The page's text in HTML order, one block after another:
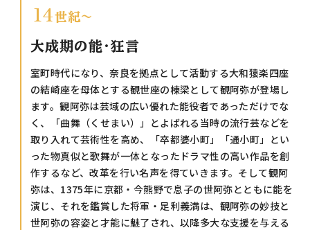
14世紀〜
大成期の能・狂言
室町時代になり、奈良を拠点として活動する大和猿楽四座
の結崎座を母体とする観世座の棟梁として観阿弥が登場し
ます。観阿弥は芸域の広い優れた能役者であっただけでな
く、「曲舞（くせまい）」とよばれる当時の流行芸などを
取り入れて芸術性を高め、「卒都婆小町」「通小町」とい
った物真似と歌舞が一体となったドラマ性の高い作品を創
作するなど、改革を行い名声を得ていきます。そして観阿
弥は、1375年に京都・今熊野で息子の世阿弥とともに能を
演じ、それを鑑賞した将軍・足利義満は、観阿弥の妙技と
世阿弥の容姿と才能に魅了され、以降多大な支援を与える